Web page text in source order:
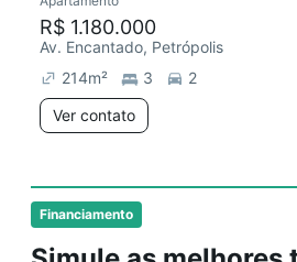
Financiamento
R$ 1.180.000
Av. Encantado, Petrópolis
214m² 3
2
Ver contato